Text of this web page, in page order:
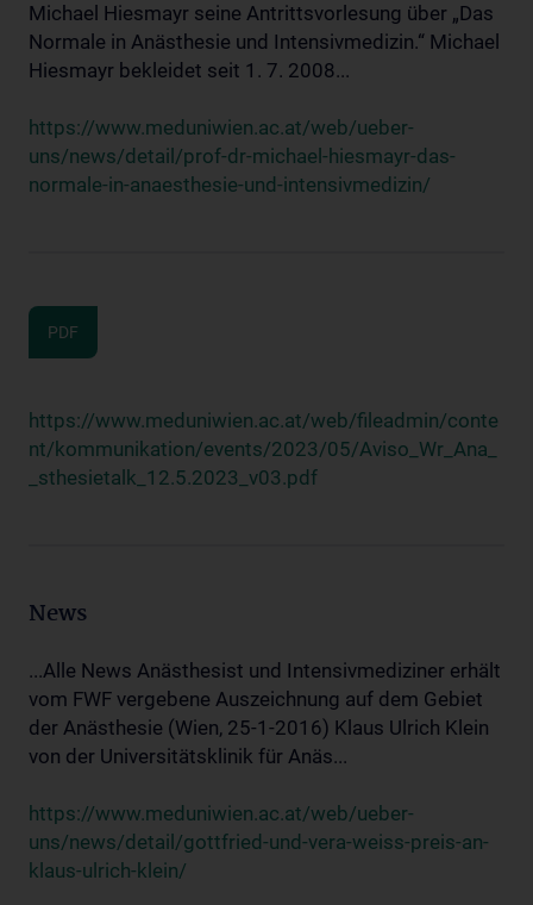
Michael Hiesmayr seine Antrittsvorlesung über „Das
Normale in Anästhesie und Intensivmedizin.“ Michael
Hiesmayr bekleidet seit 1. 7. 2008...
https://www.meduniwien.ac.at/web/ueber-
uns/news/detail/prof-dr-michael-hiesmayr-das-
normale-in-anaesthesie-und-intensivmedizin/
PDF
https://www.meduniwien.ac.at/web/fileadmin/conte
nt/kommunikation/events/2023/05/Aviso_Wr_Ana_
_sthesietalk_12.5.2023_v03.pdf
News
...Alle News Anästhesist und Intensivmediziner erhält
vom FWF vergebene Auszeichnung auf dem Gebiet
der Anästhesie (Wien, 25-1-2016) Klaus Ulrich Klein
von der Universitätsklinik für Anäs...
https://www.meduniwien.ac.at/web/ueber-
uns/news/detail/gottfried-und-vera-weiss-preis-an-
klaus-ulrich-klein/